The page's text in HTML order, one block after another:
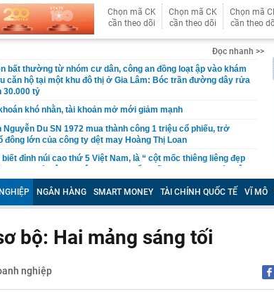
Chọn mã CK
cần theo dõi
Chọn mã CK
cần theo dõi
Chọn mã
cần theo
Đọc nhanh >>
bất thường từ nhóm cư dân, công an đồng loạt ập vào khám
căn hộ tại một khu đô thị ở Gia Lâm: Bóc trần đường dây rửa
30.000 tỷ
khó nhằn, tài khoản mở mới giảm mạnh
Nguyễn Du SN 1972 mua thành công 1 triệu cổ phiếu, trở
đông lớn của công ty dệt may Hoàng Thị Loan
đỉnh núi cao thứ 5 Việt Nam, là “ cột mốc thiêng liêng đẹp
có 1 hệ thống y khoa tư nhân sở hữu 14 bệnh viện, 2.900
vừa được vinh danh "Hệ thống Y khoa tốt nhất Việt Nam
khoán bị HoSE cắt margin trong tháng 8
lợi nhuận tăng hơn 120%
Vietcap dự phóng VN-Index có thể chạm mốc 1.885 điểm
NGÂN HÀNG SMART MONEY TÀI CHÍNH QUỐC TẾ VĨ MÔ
bộ: Hai mảng sáng tối
nghiệp